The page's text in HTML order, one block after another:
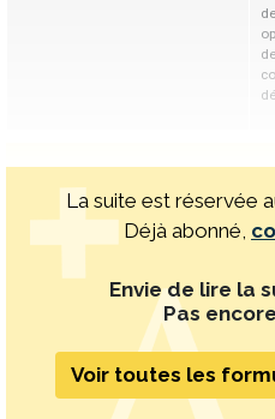
La suite est réservée
Déjà abonné,
Envie de lire la
Pas
Voir toutes les